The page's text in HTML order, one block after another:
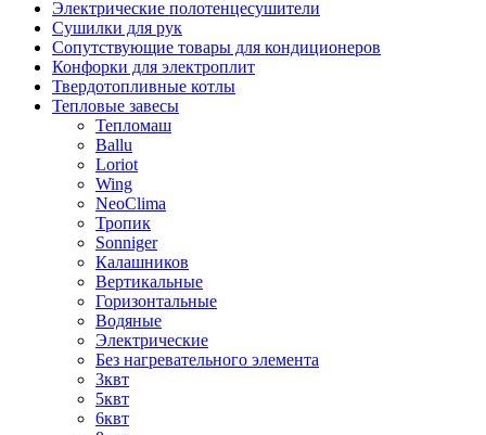
Электрические полотенцесушители
Сушилки для рук
Сопутствующие товары для кондиционеров
Конфорки для электроплит
Твердотопливные котлы
Тепловые завесы
Тепломаш
Ballu
Loriot
Wing
NeoClima
Тропик
Sonniger
Калашников
Вертикальные
Горизонтальные
Водяные
Электрические
Без нагревательного элемента
3квт
5квт
6квт